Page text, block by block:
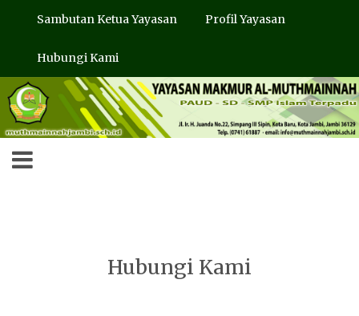
Sambutan Ketua Yayasan Profil Yayasan
Hubungi Kami
Hubungi Kami